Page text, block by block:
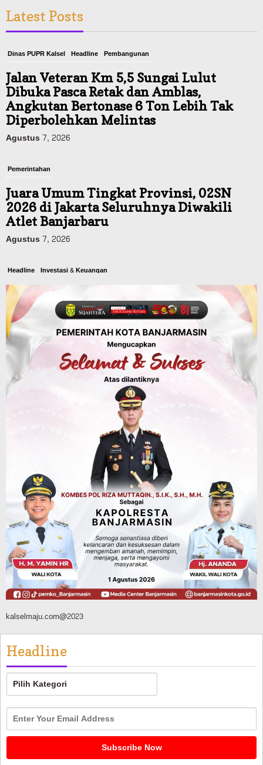
Latest Posts
Dinas PUPR Kalsel Headline Pembangunan
Jalan Veteran Km 5,5 Sungai Lulut
Dibuka Pasca Retak dan Amblas,
Angkutan Bertonase 6 Ton Lebih Tak
Diperbolehkan Melintas
Agustus 7, 2026
Pemerintahan
Juara Umum Tingkat Provinsi, 02SN
2026 di Jakarta Seluruhnya Diwakili
Atlet Banjarbaru
Agustus 7, 2026
Headline Investasi & Keuangan
KUA-PPAS 2027 Banjarbaru Defisit 170
Miliar, Pendapatan 1,2 Triliun Belanja
1,37 Triliun, Tutup Kekurangan dari
SiLPA
Agustus 7, 2026
Kalsel
Operasi Sikat Intan 2026 Berakhir, Polda
Kalsel Amankan Ribuan Miras Hingga
Pemerintahan Sosial & Keagamaan
Banjarmasin Pilot Project Perlinsos
Digital, Target 30 Persen IKD Masih
Jauh, Komisi II DPR Turun Tangan
Agustus 7, 2026
kalselmaju.com@2023
Headline
Headline